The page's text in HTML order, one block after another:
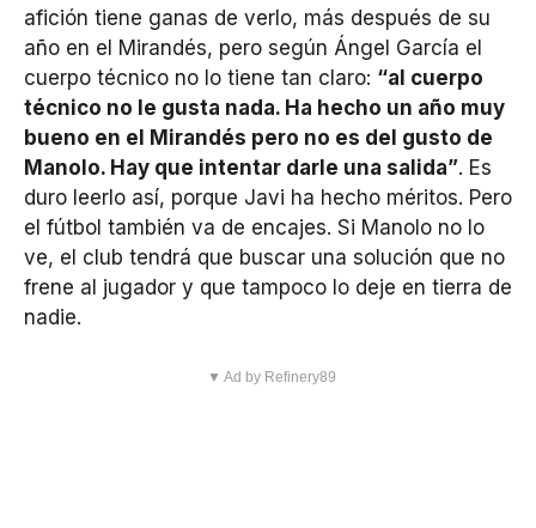
afición tiene ganas de verlo, más después de su
año en el Mirandés, pero según Ángel García el
cuerpo técnico no lo tiene tan claro: “al cuerpo
técnico no le gusta nada. Ha hecho un año muy
bueno en el Mirandés pero no es del gusto de
Manolo. Hay que intentar darle una salida”. Es
duro leerlo así, porque Javi ha hecho méritos. Pero
el fútbol también va de encajes. Si Manolo no lo
ve, el club tendrá que buscar una solución que no
frene al jugador y que tampoco lo deje en tierra de
nadie.
▼ Ad by Refinery89